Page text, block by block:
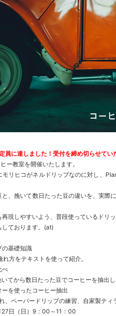
達しました！受付を締め切らせ
ー教室を開催いたします。
モリヒコがネルドリップなのに対し、
、挽いて数日たった豆の違いを、実際
現しやすいよう、普段使っているドリ
ております。(at)
の基礎知識
方をテキストを使って紹介。
べ
てから数日たった豆でコーヒーを抽出
ーを使ったコーヒー抽出
、ペーパードリップの練習、自家製テ
日（日）9：00～11：00